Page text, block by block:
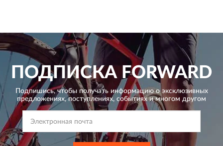
ПОДПИСКАFORWARD
Подпишись, чтобы получать информацию о эксклюзивных
предложениях,поступлениях, событиях и многом другом